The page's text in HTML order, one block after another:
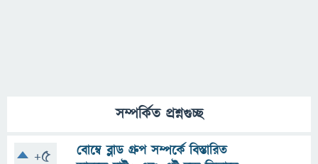
সম্পর্কিত প্রশ্নগুচ্ছ
+5
বোম্বে ব্লাড গ্রুপ সম্পর্কে বিস্তারিত